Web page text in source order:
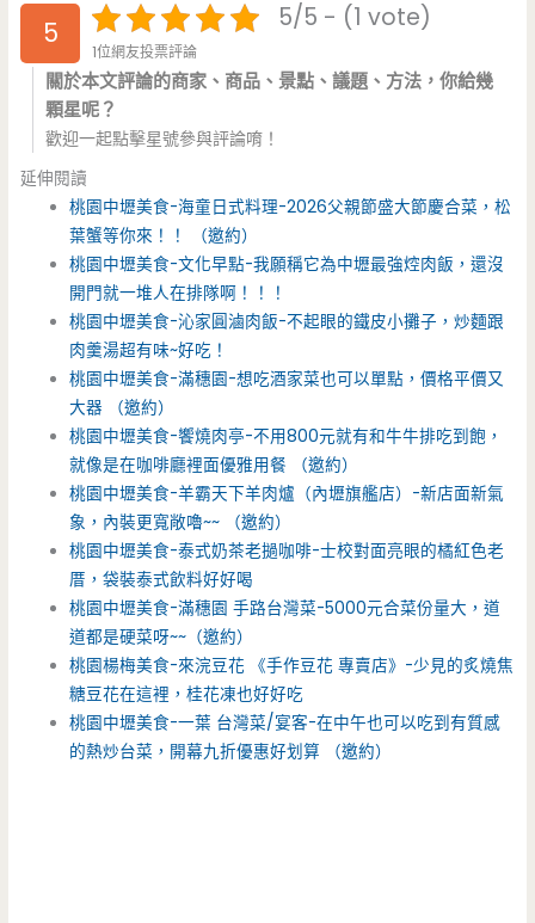
5 5/5 - (1 vote)
1位網友投票評論
關於本文評論的商家、商品、景點、議題、方法，你給幾
顆星呢？
歡迎一起點擊星號參與評論唷！
延伸閱讀
桃園中壢美食-海童日式料理-2026父親節盛大節慶合菜，松
葉蟹等你來！！ （邀約）
桃園中壢美食-文化早點-我願稱它為中壢最強焢肉飯，還沒
開門就一堆人在排隊啊！！！
桃園中壢美食-沁家圓滷肉飯-不起眼的鐵皮小攤子，炒麵跟
肉羹湯超有味~好吃！
桃園中壢美食-滿穗園-想吃酒家菜也可以單點，價格平價又
大器 （邀約）
桃園中壢美食-饗燒肉亭-不用800元就有和牛牛排吃到飽，
就像是在咖啡廳裡面優雅用餐 （邀約）
桃園中壢美食-羊霸天下羊肉爐（內壢旗艦店）-新店面新氣
象，內裝更寬敞嚕~~ （邀約）
桃園中壢美食-泰式奶茶老撾咖啡-士校對面亮眼的橘紅色老
厝，袋裝泰式飲料好好喝
桃園中壢美食-滿穗園 手路台灣菜-5000元合菜份量大，道
道都是硬菜呀~~（邀約）
桃園楊梅美食-來浣豆花 《手作豆花 專賣店》-少見的炙燒焦
糖豆花在這裡，桂花凍也好好吃
桃園中壢美食-一葉 台灣菜/宴客-在中午也可以吃到有質感
的熱炒台菜，開幕九折優惠好划算 （邀約）